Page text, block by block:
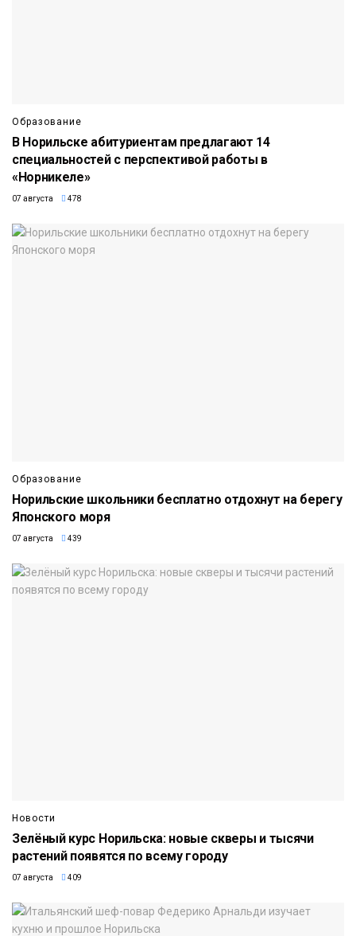
Образование
В Норильске абитуриентам предлагают 14
специальностей с перспективой работы в
«Норникеле»
07 августа 478
Образование
Норильские школьники бесплатно отдохнут на берегу
Японского моря
07 августа 439
Новости
Зелёный курс Норильска: новые скверы и тысячи
растений появятся по всему городу
07 августа 409